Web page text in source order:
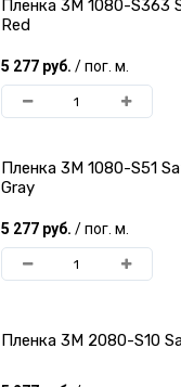
Пленка 3M 1080-S363
Red
5 277 руб. / пог. м.
Пленка 3M 1080-S51
Gray
5 277 руб. / пог. м.
Пленка 3M 2080-S10